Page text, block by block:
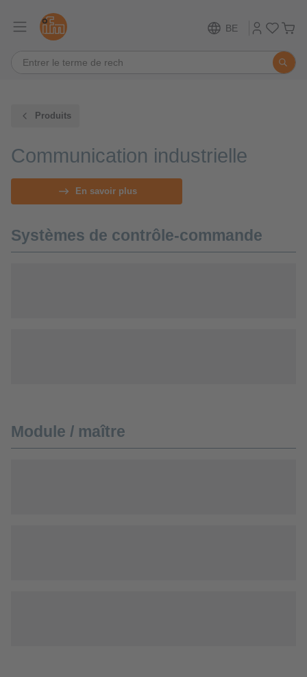
BE
Produits
Communication industrielle
En savoir plus
Systèmes de contrôle-commande
Module / maître